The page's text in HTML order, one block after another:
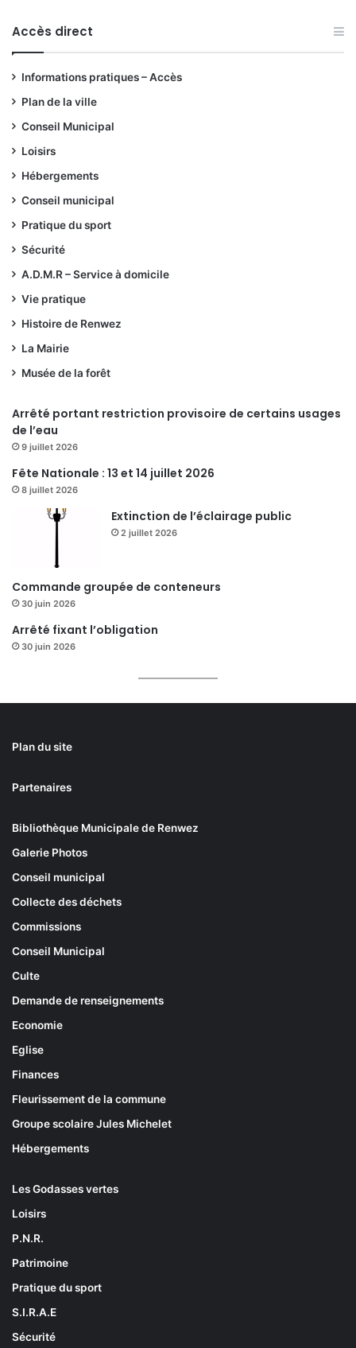
Accès direct
Informations pratiques – Accès
Plan de la ville
Conseil Municipal
Loisirs
Hébergements
Conseil municipal
Pratique du sport
Sécurité
A.D.M.R – Service à domicile
Vie pratique
Histoire de Renwez
La Mairie
Musée de la forêt
Arrêté portant restriction provisoire de certains usages
de l’eau
9 juillet 2026
Fête Nationale : 13 et 14 juillet 2026
8 juillet 2026
Extinction de l’éclairage public
2 juillet 2026
Commande groupée de conteneurs
30 juin 2026
Arrêté fixant l’obligation
30 juin 2026
Plan du site
Partenaires
Bibliothèque Municipale de Renwez
Galerie Photos
Conseil municipal
Collecte des déchets
Commissions
Conseil Municipal
Culte
Demande de renseignements
Economie
Eglise
Finances
Fleurissement de la commune
Groupe scolaire Jules Michelet
Hébergements
Les Godasses vertes
Loisirs
P.N.R.
Patrimoine
Pratique du sport
S.I.R.A.E
Sécurité